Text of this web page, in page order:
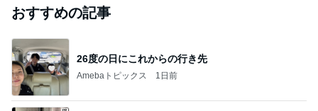
おすすめの記事
26度の日にこれからの行き先
Amebaトピックス 1日前